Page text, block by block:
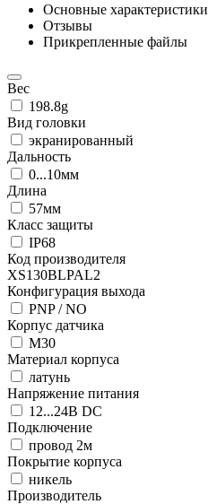
Основные характеристики
Отзывы
Прикрепленные файлы
Вес
198.8g
Вид головки
экранированный
Дальность
0...10мм
Длина
57мм
Класс защиты
IP68
Код производителя
XS130BLPAL2
Конфигурация выхода
PNP / NO
Корпус датчика
М30
Материал корпуса
латунь
Напряжение питания
12...24В DC
Подключение
провод 2м
Покрытие корпуса
никель
Производитель